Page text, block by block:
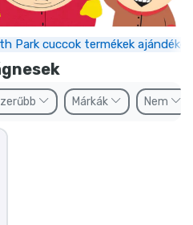
Park cuccok termékek ajándékok
Márkák Nem